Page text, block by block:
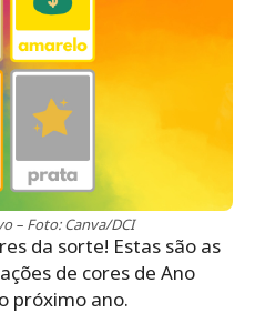
– Foto: Canva/DCI
da sorte! Estas são as
de cores de Ano
próximo ano.